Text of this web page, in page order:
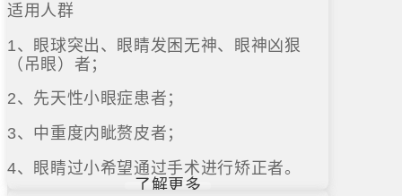
适用人群
1、眼球突出、眼睛发困无神、眼神凶狠
（吊眼）者；
2、先天性小眼症患者；
3、中重度内眦赘皮者；
4、眼睛过小希望通过手术进行矫正者。
了解更多